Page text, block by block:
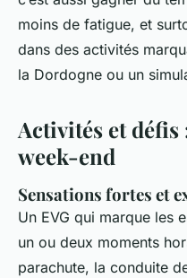
moins de fatigue, et
dans des activités
la Dordogne ou un
Activités et défis
week-end
Sensations fortes et
Un EVG qui marque les
un ou deux moments
parachute, la conduite